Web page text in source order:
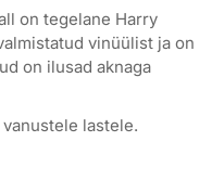
on tegelane Harry
vinüülist ja on
on ilusad aknaga
vanustele lastele.